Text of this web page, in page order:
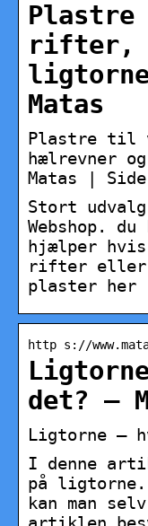
rifter,
Matas
Plastre til
hælrevner
Matas |
Stort
Webshop.
hjælper
rifter eller
plaster her
http s://
det? –
Ligtorne –
I denne
på ligtorne.
kan man